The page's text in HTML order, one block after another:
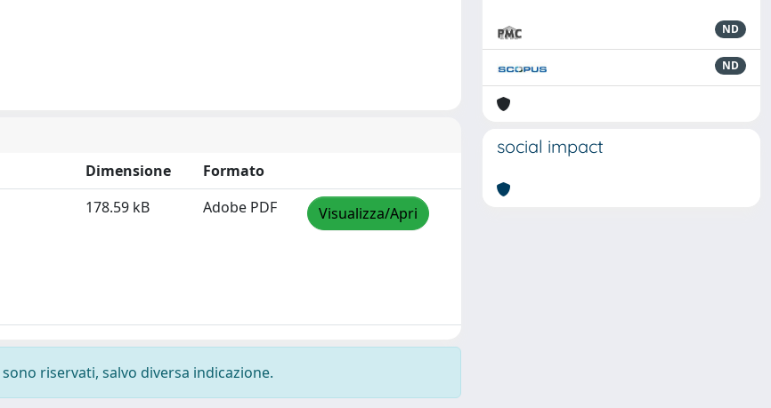
Dimensione
Formato
178.59 kB Adobe PDF Visualizza/Apri
riservati, salvo diversa indicazione.
ND
ND
social impact